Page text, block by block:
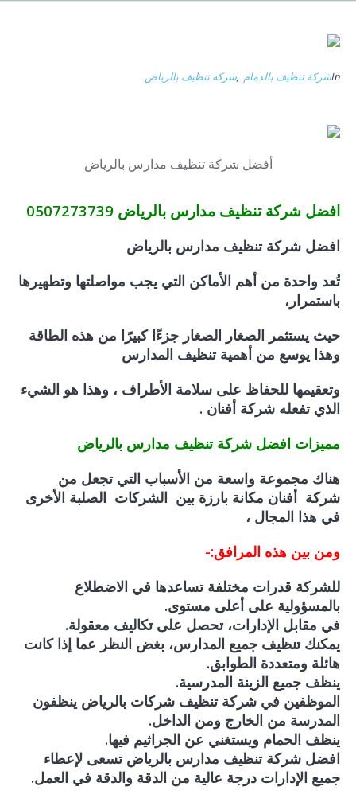
Inشركة تنظيف بالدمام ,شركه تنظيف بالرياض
أفضل شركة تنظيف مدارس بالرياض
افضل شركة تنظيف مدارس بالرياض 0507273739
افضل شركة تنظيف مدارس بالرياض
تُعد واحدة من أهم الأماكن التي يجب مواصلتها وتطهيرها
باستمرار،
حيث يستثمر الصغار الصغار جزءًا كبيرًا من هذه الطاقة
وهذا يوسع من أهمية تنظيف المدارس
وتعقيمها للحفاظ على سلامة الأطراف ، وهذا هو الشيء
الذي تفعله شركة أفنان .
مميزات افضل شركة تنظيف مدارس بالرياض
هناك مجموعة واسعة من الأسباب التي تجعل من
شركة أفنان مكانة بارزة بين الشركات الصلبة الأخرى
في هذا المجال ،
ومن بين هذه المرافق:-
للشركة قدرات مختلفة تساعدها في الاضطلاع
بالمسؤولية على أعلى مستوى.
في مقابل الإدارات، تحصل على تكاليف معقولة.
يمكنك تنظيف جميع المدارس، بغض النظر عما إذا كانت
هائلة ومتعددة الطوابق.
ينظف جميع الزينة المدرسية.
الموظفين في شركة تنظيف شركات بالرياض ينظفون
المدرسة من الخارج ومن الداخل.
ينظف الحمام ويستغني عن الجراثيم فيها.
افضل شركة تنظيف مدارس بالرياض تسعى لإعطاء
جميع الإدارات درجة عالية من الدقة والدقة في العمل.